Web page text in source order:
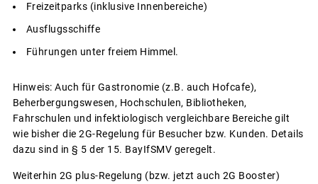
Freizeitparks (inklusive Innenbereiche)
Ausflugsschiffe
Führungen unter freiem Himmel.
Hinweis: Auch für Gastronomie (z.B. auch Hofcafe),
Beherbergungswesen, Hochschulen, Bibliotheken,
Fahrschulen und infektiologisch vergleichbare Bereiche gilt
wie bisher die 2G-Regelung für Besucher bzw. Kunden. Details
dazu sind in § 5 der 15. BayIfSMV geregelt.
Weiterhin 2G plus-Regelung (bzw. jetzt auch 2G Booster)